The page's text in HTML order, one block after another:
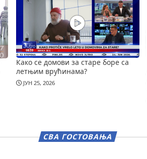
Како се домови за старе боре са
летњим врућинама?
ЈУН 25, 2026
СВА ГОСТОВАЊА